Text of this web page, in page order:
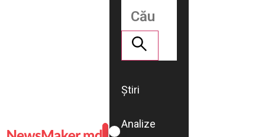
ROMÂNĂ
Știri
Analize